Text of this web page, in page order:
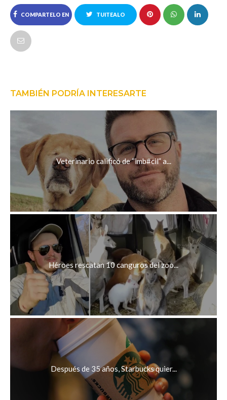
COMPARTELO EN
FACEBOOK
TUITEALO
TAMBIÉN PODRÍA INTERESARTE
Veterinario calificó de “imb#cil” a...
Héroes rescatan 10 canguros del zoo...
Después de 35 años, Starbucks quier...